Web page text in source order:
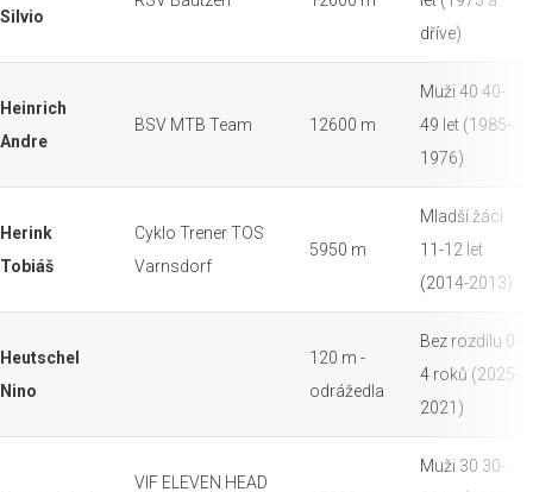
Silvio
dříve)
Heinrich
Andre
BSV MTB Team 12600 m
Muži 40 40-
49 let (1985-
1976)
Herink
Tobiáš
Cyklo Trener TOS
Varnsdorf
5950 m
Mladší žáci
11-12 let
(2014-2013)
Heutschel
Nino
120 m -
odrážedla
Bez rozdílu 0-
4 roků (2025-
2021)
VIF ELEVEN HEAD
Muži 30 30-